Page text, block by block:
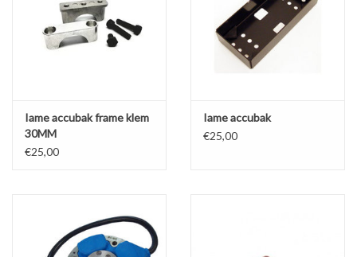
Iame accubak frame klem
30MM
€25,00
Iame accubak
€25,00